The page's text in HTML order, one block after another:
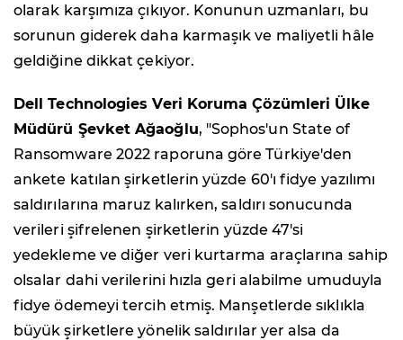
olarak karşımıza çıkıyor. Konunun uzmanları, bu
sorunun giderek daha karmaşık ve maliyetli hâle
geldiğine dikkat çekiyor.
Dell Technologies Veri Koruma Çözümleri Ülke
Müdürü Şevket Ağaoğlu, "Sophos'un State of
Ransomware 2022 raporuna göre Türkiye'den
ankete katılan şirketlerin yüzde 60'ı fidye yazılımı
saldırılarına maruz kalırken, saldırı sonucunda
verileri şifrelenen şirketlerin yüzde 47'si
yedekleme ve diğer veri kurtarma araçlarına sahip
olsalar dahi verilerini hızla geri alabilme umuduyla
fidye ödemeyi tercih etmiş. Manşetlerde sıklıkla
büyük şirketlere yönelik saldırılar yer alsa da